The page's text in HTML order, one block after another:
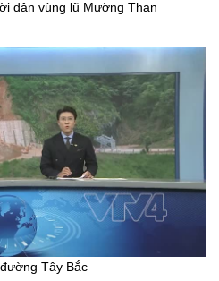
dân vùng lũ Mường Than
Tây Bắc